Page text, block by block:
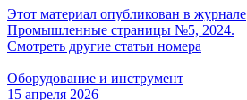
Этот материал опубликован в журнале
Промышленные страницы №5, 2024.
Смотреть другие статьи номера
Оборудование и инструмент
15 апреля 2026